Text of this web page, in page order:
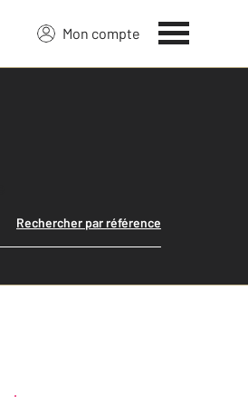
Mon compte
Rechercher par référence
une alerte